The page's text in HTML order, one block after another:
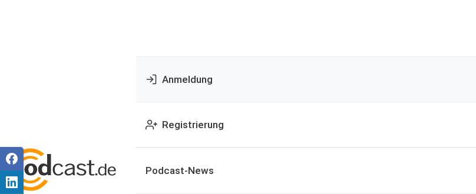
Anmeldung
Registrierung
Podcast-News